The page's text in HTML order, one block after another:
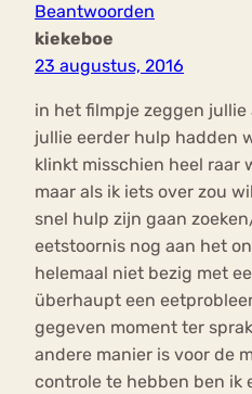
Beantwoorden
kiekeboe
23 augustus, 2016
in het filmpje zeggen
jullie eerder hulp hadden
klinkt misschien heel raar
maar als ik iets over zou
snel hulp zijn gaan
eetstoornis nog aan het
helemaal niet bezig met
überhaupt een
gegeven moment ter
andere manier is voor de
controle te hebben ben ik